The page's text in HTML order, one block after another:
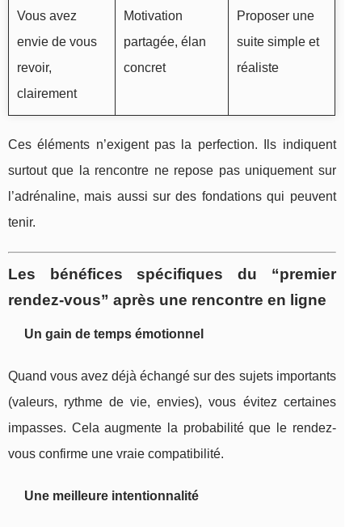
Vous avez
envie de vous
revoir,
clairement
Motivation
partagée, élan
concret
Proposer une
suite simple et
réaliste
Ces éléments n’exigent pas la perfection. Ils indiquent
surtout que la rencontre ne repose pas uniquement sur
l’adrénaline, mais aussi sur des fondations qui peuvent
tenir.
Les bénéfices spécifiques du “premier
rendez-vous” après une rencontre en ligne
Un gain de temps émotionnel
Quand vous avez déjà échangé sur des sujets importants
(valeurs, rythme de vie, envies), vous évitez certaines
impasses. Cela augmente la probabilité que le rendez-
vous confirme une vraie compatibilité.
Une meilleure intentionnalité